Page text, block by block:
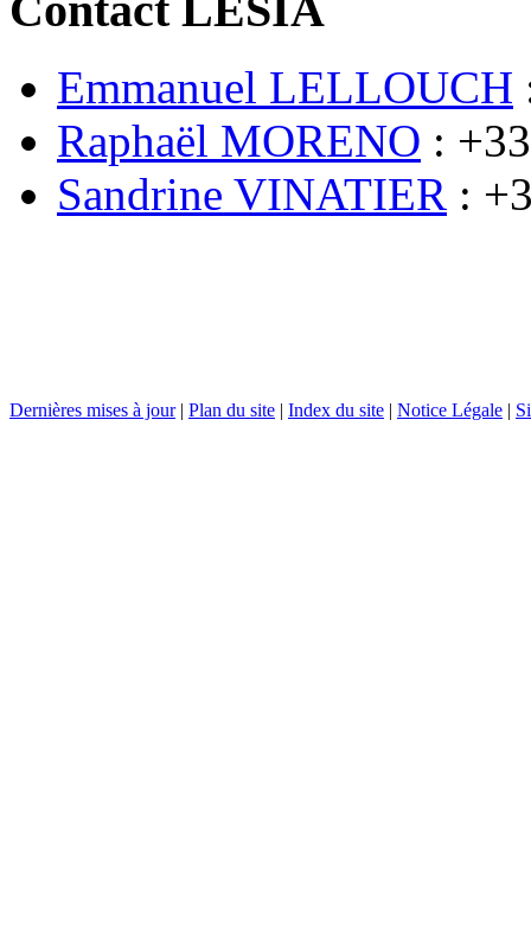
Emmanuel LELLOUCH
Raphaël MORENO :
Sandrine VINATIER :
Dernières mises à jour| Plan du site | Index du site | Notice Légale |